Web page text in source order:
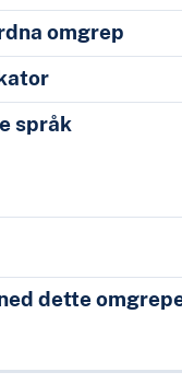
omgrep
språk
dette